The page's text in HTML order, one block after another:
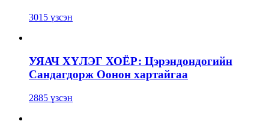
3015 үзсэн
УЯАЧ ХҮЛЭГ ХОЁР: Цэрэндондогийн
Сандагдорж Оонон хартайгаа
2885 үзсэн